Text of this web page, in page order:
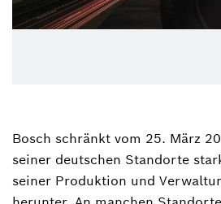
Bosch schränkt vom 25. März
seiner deutschen Standorte
seiner Produktion und